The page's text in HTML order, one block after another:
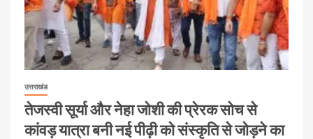
उत्तराखंड
तेजस्वी सूर्या और नेहा जोशी की प्रेरक सोच से
कांवड़ यात्रा बनी नई पीढ़ी को संस्कृति से जोड़ने का